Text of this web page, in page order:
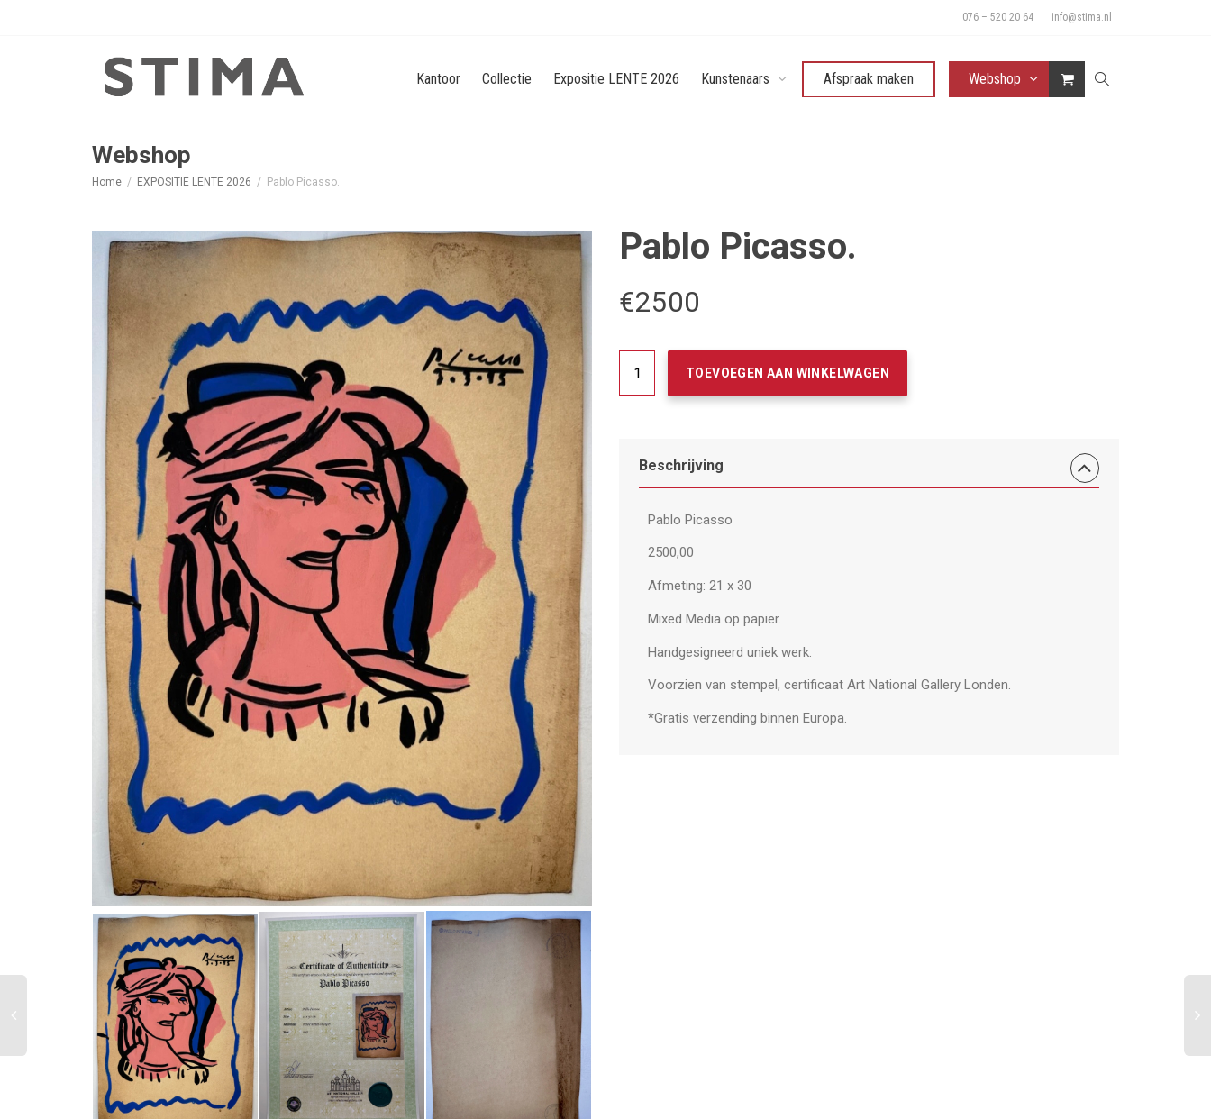
076 – 520 20 64 info@stima.nl
Kantoor Collectie Expositie LENTE 2026 Kunstenaars Afspraak maken Webshop
Webshop
Home EXPOSITIE LENTE 2026 Pablo Picasso.
Pablo Picasso.
€2500
TOEVOEGEN AAN WINKELWAGEN
Beschrijving
Pablo Picasso
2500,00
Afmeting: 21 x 30
Mixed Media op papier.
Handgesigneerd uniek werk.
Voorzien van stempel, certificaat Art National Gallery Londen.
*Gratis verzending binnen Europa.